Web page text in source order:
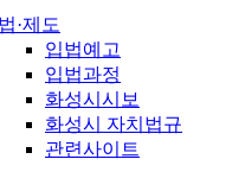
법·제도
입법예고
입법과정
화성시시보
화성시 자치법규
관련사이트